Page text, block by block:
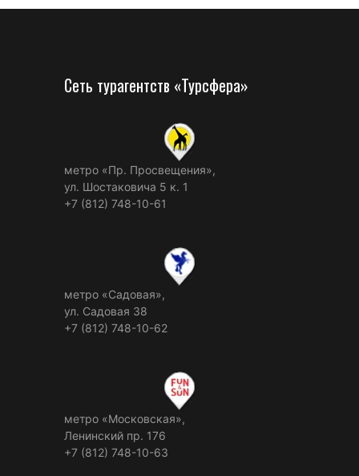
Сеть турагентств «Турсфера»
метро «Пр. Просвещения»,
ул. Шостаковича 5 к. 1
+7 (812) 748-10-61
метро «Садовая»,
ул. Садовая 38
+7 (812) 748-10-62
метро «Московская»,
Ленинский пр. 176
+7 (812) 748-10-63